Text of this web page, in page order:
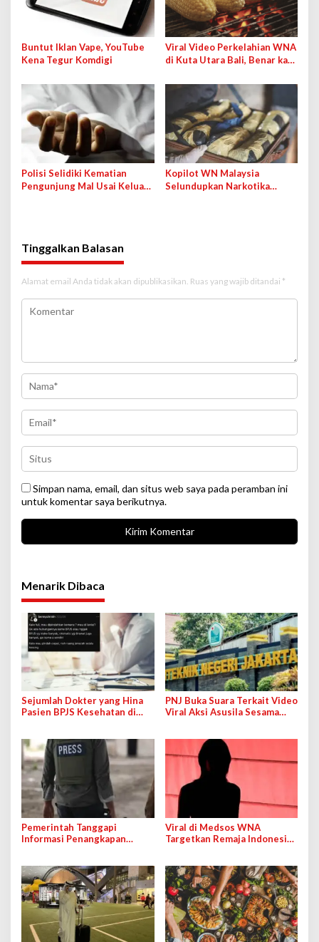
Buntut Iklan Vape, YouTube
Kena Tegur Komdigi
Viral Video Perkelahian WNA
di Kuta Utara Bali, Benar kah
Polisi Selidiki Kematian
Pengunjung Mal Usai Keluar
Kopilot WN Malaysia
Selundupkan Narkotika
Tinggalkan Balasan
Alamat email Anda tidak akan dipublikasikan. Ruas yang wajib ditandai *
Simpan nama, email, dan situs web saya pada peramban ini
untuk komentar saya berikutnya.
Menarik Dibaca
Sejumlah Dokter yang Hina
Pasien BPJS Kesehatan di
PNJ Buka Suara Terkait Video
Viral Aksi Asusila Sesama
Pemerintah Tanggapi
Informasi Penangkapan
Viral di Medsos WNA
Targetkan Remaja Indonesia